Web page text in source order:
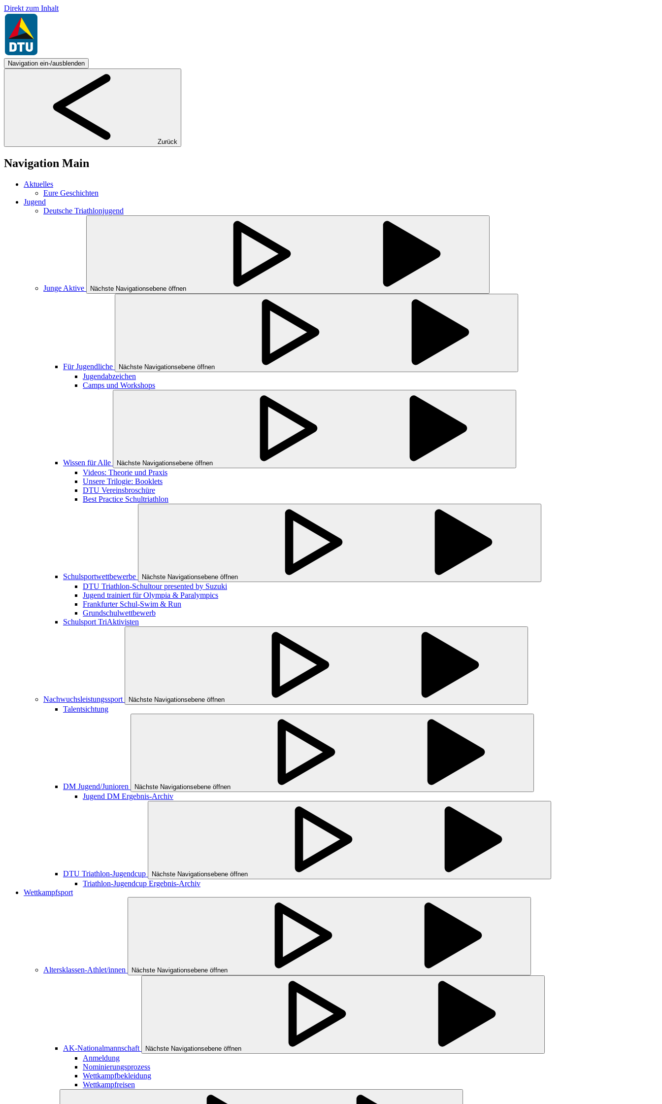
Direkt zum Inhalt
Navigation ein-/ausblenden
Zurück
Navigation Main
Aktuelles
Eure Geschichten
Jugend
Deutsche Triathlonjugend
Junge Aktive Nächste Navigationsebene öffnen
Für Jugendliche Nächste Navigationsebene öffnen
Jugendabzeichen
Camps und Workshops
Wissen für Alle Nächste Navigationsebene öffnen
Videos: Theorie und Praxis
Unsere Trilogie: Booklets
DTU Vereinsbroschüre
Best Practice Schultriathlon
Schulsportwettbewerbe Nächste Navigationsebene öffnen
DTU Triathlon-Schultour presented by Suzuki
Jugend trainiert für Olympia & Paralympics
Frankfurter Schul-Swim & Run
Grundschulwettbewerb
Schulsport TriAktivisten
Nachwuchsleistungssport Nächste Navigationsebene öffnen
Talentsichtung
DM Jugend/Junioren Nächste Navigationsebene öffnen
Jugend DM Ergebnis-Archiv
DTU Triathlon-Jugendcup Nächste Navigationsebene öffnen
Triathlon-Jugendcup Ergebnis-Archiv
Wettkampfsport
Altersklassen-Athlet/innen Nächste Navigationsebene öffnen
AK-Nationalmannschaft Nächste Navigationsebene öffnen
Anmeldung
Nominierungsprozess
Wettkampfbekleidung
Wettkampfreisen